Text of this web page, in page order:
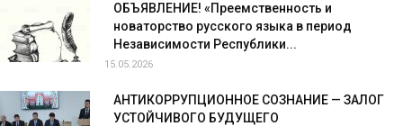
ОБЪЯВЛЕНИЕ! «Преемственность и
новаторство русского языка в период
Независимости Республики...
15.05.2026
АНТИКОРРУПЦИОННОЕ СОЗНАНИЕ — ЗАЛОГ
УСТОЙЧИВОГО БУДУЩЕГО